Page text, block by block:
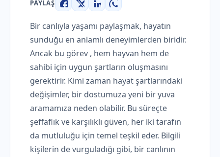
PAYLAŞ
Facebook
X LinkedInWhatsApp
Bir canlıyla yaşamı paylaşmak, hayatın
sunduğu en anlamlı deneyimlerden biridir.
Ancak bu görev , hem hayvan hem de
sahibi için uygun şartların oluşmasını
gerektirir. Kimi zaman hayat şartlarındaki
değişimler, bir dostumuza yeni bir yuva
aramamıza neden olabilir. Bu süreçte
şeffaflık ve karşılıklı güven, her iki tarafın
da mutluluğu için temel teşkil eder. Bilgili
kişilerin de vurguladığı gibi, bir canlının